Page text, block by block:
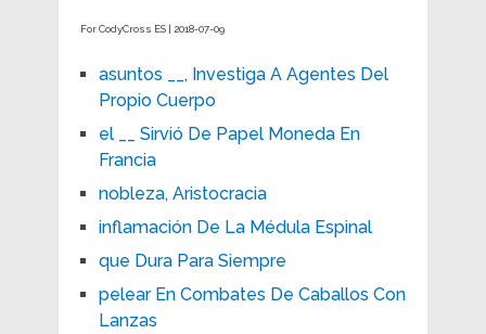
For CodyCross ES | 2018-07-09
asuntos __, Investiga A Agentes Del
Propio Cuerpo
el __ Sirvió De Papel Moneda En
Francia
nobleza, Aristocracia
inflamación De La Médula Espinal
que Dura Para Siempre
pelear En Combates De Caballos Con
Lanzas